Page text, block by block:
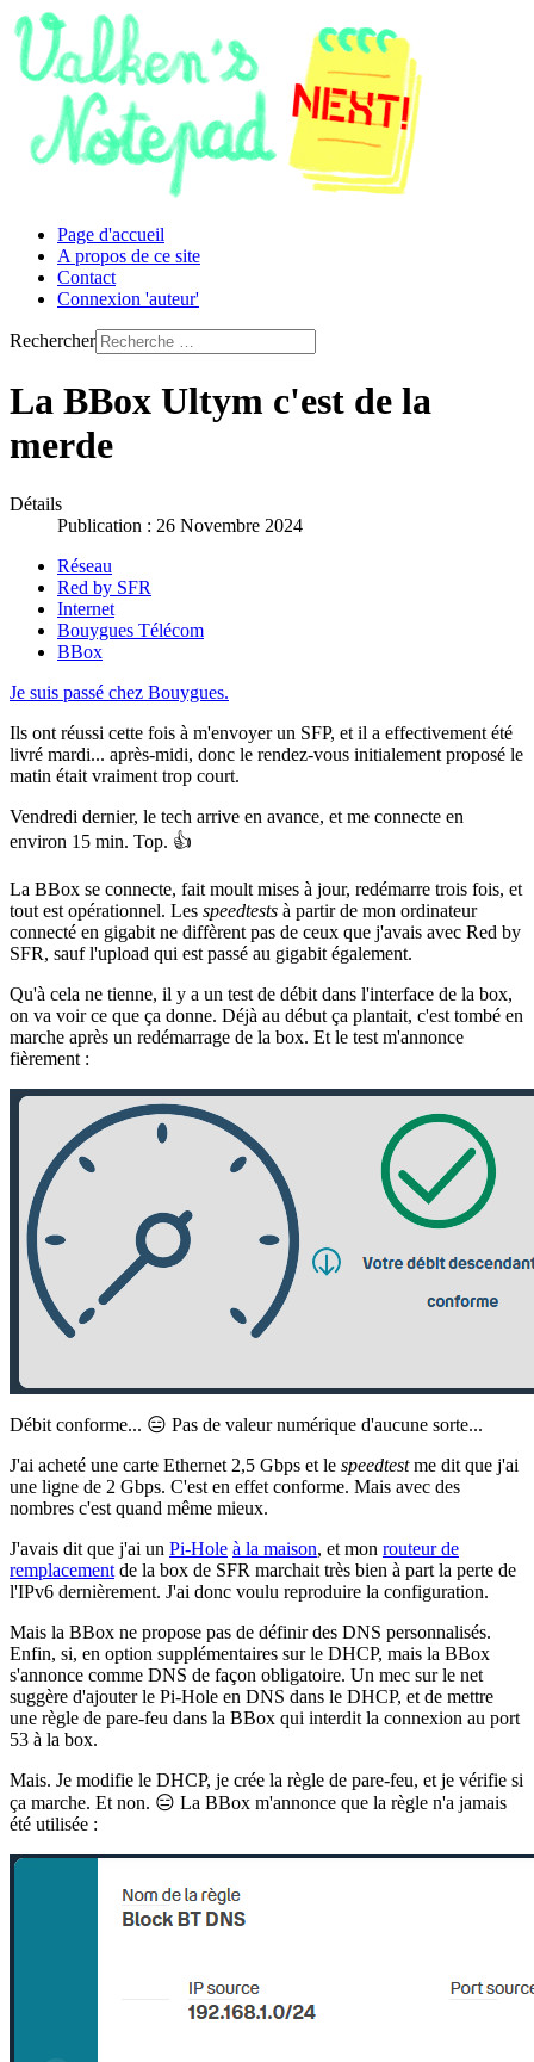
Page d'accueil
A propos de ce site
Contact
Connexion 'auteur'
Rechercher
La BBox Ultym c'est de la
merde
Détails
Publication : 26 Novembre 2024
Réseau
Red by SFR
Internet
Bouygues Télécom
BBox
Je suis passé chez Bouygues.
Ils ont réussi cette fois à m'envoyer un SFP, et il a effectivement été
livré mardi... après-midi, donc le rendez-vous initialement proposé le
matin était vraiment trop court.
Vendredi dernier, le tech arrive en avance, et me connecte en
environ 15 min. Top. 👍
La BBox se connecte, fait moult mises à jour, redémarre trois fois, et
tout est opérationnel. Les speedtests à partir de mon ordinateur
connecté en gigabit ne diffèrent pas de ceux que j'avais avec Red by
SFR, sauf l'upload qui est passé au gigabit également.
Qu'à cela ne tienne, il y a un test de débit dans l'interface de la box,
on va voir ce que ça donne. Déjà au début ça plantait, c'est tombé en
marche après un redémarrage de la box. Et le test m'annonce
fièrement :
Débit conforme... 😑 Pas de valeur numérique d'aucune sorte...
J'ai acheté une carte Ethernet 2,5 Gbps et le speedtestme dit que j'ai
une ligne de 2 Gbps. C'est en effet conforme. Mais avec des
nombres c'est quand même mieux.
J'avais dit que j'ai un Pi-Hole à la maison, et mon routeur de
remplacement de la box de SFR marchait très bien à part la perte de
l'IPv6 dernièrement. J'ai donc voulu reproduire la configuration.
Mais la BBox ne propose pas de définir des DNS personnalisés.
Enfin, si, en option supplémentaires sur le DHCP, mais la BBox
s'annonce comme DNS de façon obligatoire. Un mec sur le net
suggère d'ajouter le Pi-Hole en DNS dans le DHCP, et de mettre
une règle de pare-feu dans la BBox qui interdit la connexion au port
53 à la box.
Mais. Je modifie le DHCP, je crée la règle de pare-feu, et je vérifie si
ça marche. Et non. 😑 La BBox m'annonce que la règle n'a jamais
été utilisée :